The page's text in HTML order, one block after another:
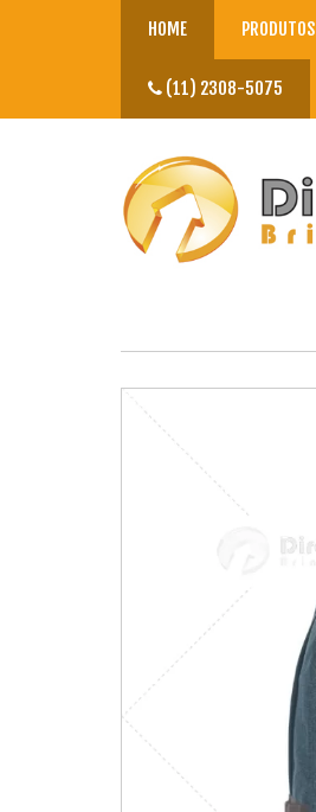
HOME PRODUTOS
(11) 2308-5075